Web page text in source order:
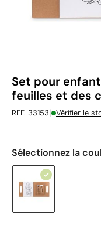
Set pour
feuilles et des
REF. 33153| Vérifier le
Sélectionnez la